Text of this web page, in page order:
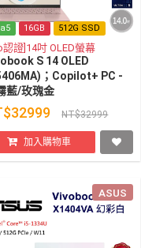
16GB 512G SSD
認證]14吋 OLED螢幕
S 14 OLED
；Copilot+ PC -
藍/玫瑰金
NT$32999
加入購物車
ASUS